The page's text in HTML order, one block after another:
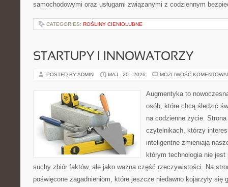
samochodowymi oraz usługami związanymi z codziennym
CATEGORIES: ROŚLINY CIENIOLUBNE
STARTUPY I INNOWATORZY
POSTED BY ADMIN MAJ - 20 - 2026 MOŻLIWOŚĆ
Augmentyka to
osób, które chcą śledzić
na codzienne życie.
czytelnikach, którzy
inteligentne zmieniają
którym technologia nie
suchy zbiór faktów, ale jako ważna część rzeczywistości. Na
poświęcone zagadnieniom, które jeszcze niedawno kojarzyły się